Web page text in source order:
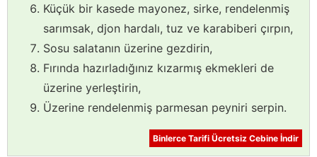
Küçük bir kasede mayonez, sirke, rendelenmiş
sarımsak, djon hardalı, tuz ve karabiberi çırpın,
Sosu salatanın üzerine gezdirin,
Fırında hazırladığınız kızarmış ekmekleri de
üzerine yerleştirin,
Üzerine rendelenmiş parmesan peyniri serpin.
Binlerce Tarifi Ücretsiz Cebine İndir